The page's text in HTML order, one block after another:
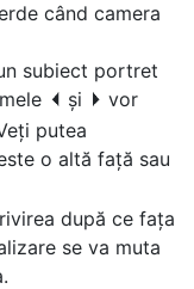
când camera
subiect portret
e și f vor
putea
o altă față sau
după ce fața
se va muta